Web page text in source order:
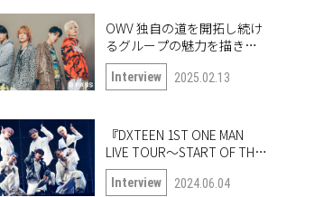
OWV 独自の道を開拓し続け
るグループの魅力を描き出
したナンバー「Frontier」
Interview 2025.02.13
『DXTEEN 1ST ONE MAN
LIVE TOUR〜START OF THE
QUEST〜』開幕！ ツアー中
の6人に突撃!!
Interview 2024.06.04